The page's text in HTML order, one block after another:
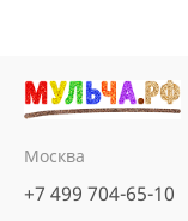
Москва
+7 499 704-65-10